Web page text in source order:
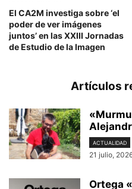
El CA2M investiga sobre ‘el
poder de ver imágenes
juntos’ en las XXIII Jornadas
de Estudio de la Imagen
Artículos
ACTUALIDAD
21 julio,
Ortega